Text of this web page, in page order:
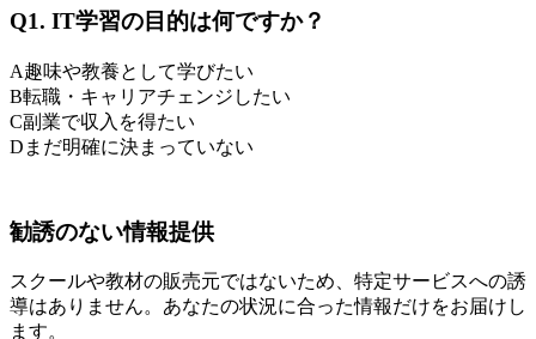
Q1. IT学習の目的は何ですか？
A趣味や教養として学びたい
B転職・キャリアチェンジしたい
C副業で収入を得たい
D まだ明確に決まっていない
勧誘のない情報提供
スクールや教材の販売元ではないため、特定サービスへの誘
導はありません。あなたの状況に合った情報だけをお届けし
ます。